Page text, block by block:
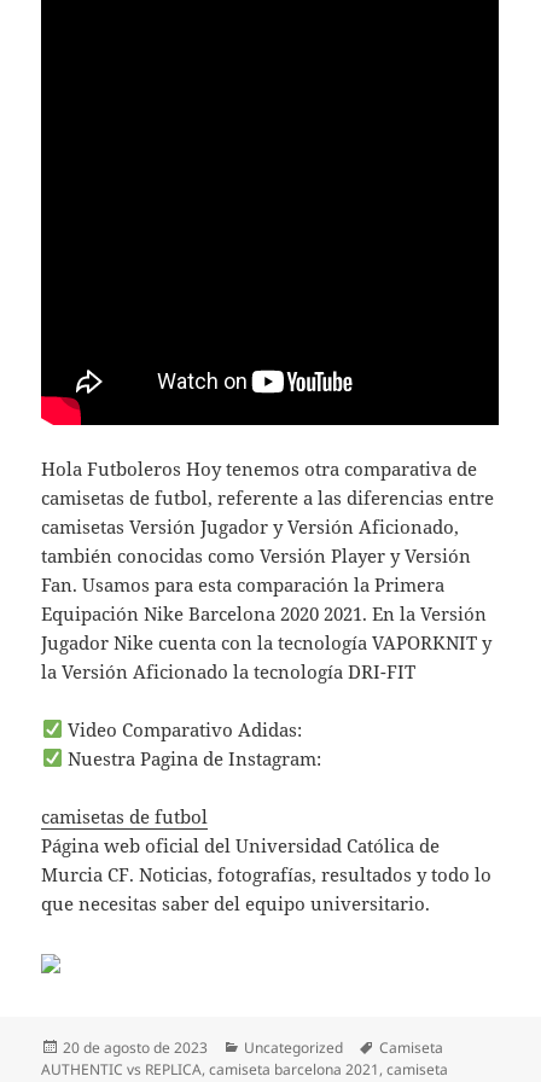
Hola Futboleros Hoy tenemos otra comparativa de
camisetas de futbol, referente a las diferencias entre
camisetas Versión Jugador y Versión Aficionado,
también conocidas como Versión Player y Versión
Fan. Usamos para esta comparación la Primera
Equipación Nike Barcelona 2020 2021. En la Versión
Jugador Nike cuenta con la tecnología VAPORKNIT y
la Versión Aficionado la tecnología DRI-FIT
Video Comparativo Adidas:
Nuestra Pagina de Instagram:
camisetas de futbol
Página web oficial del Universidad Católica de
Murcia CF. Noticias, fotografías, resultados y todo lo
que necesitas saber del equipo universitario.
Publicado
el
20 de agosto de 2023 Categorías
Uncategorized Etiquetas
Camiseta
AUTHENTIC vs REPLICA,camiseta barcelona 2021,camiseta